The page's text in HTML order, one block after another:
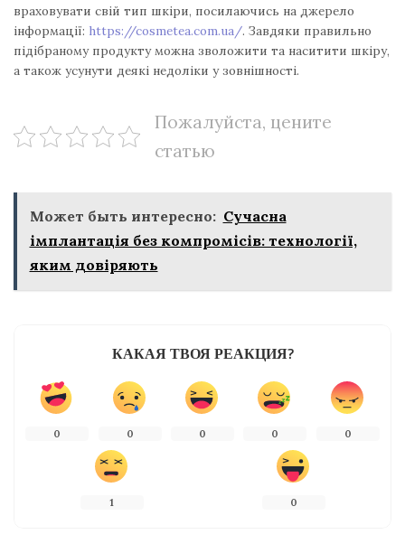
враховувати свій тип шкіри, посилаючись на джерело
інформації: https://cosmetea.com.ua/. Завдяки правильно
підібраному продукту можна зволожити та наситити шкіру,
а також усунути деякі недоліки у зовнішності.
Пожалуйста, цените
статью
Может быть интересно: Сучасна
імплантація без компромісів: технології,
яким довіряють
КАКАЯ ТВОЯ РЕАКЦИЯ?
0 0 0 0 0
1 0